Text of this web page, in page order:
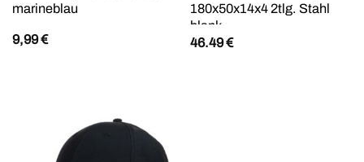
marineblau
9,99€
180x50x14x4 2tlg. Stahl
blank
46.49€